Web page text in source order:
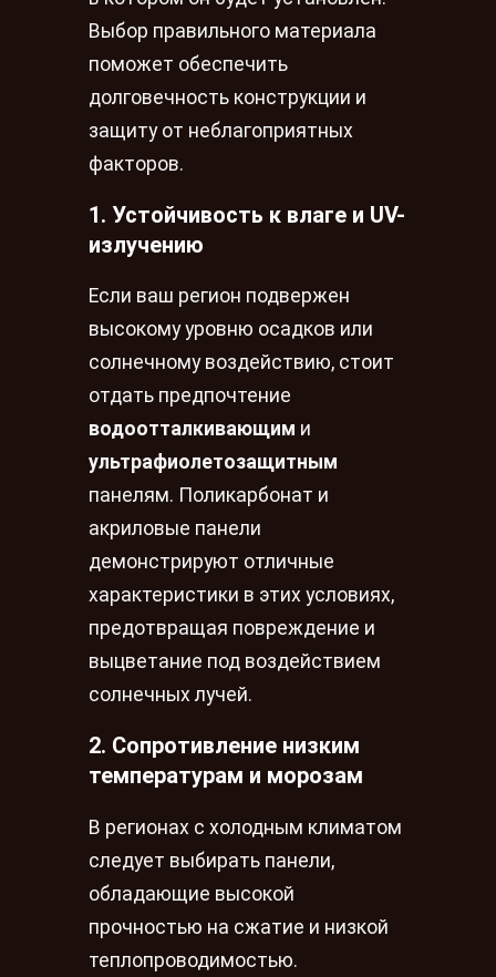
Выбор правильного материала
поможет обеспечить
долговечность конструкции и
защиту от неблагоприятных
факторов.
1. Устойчивость к влаге и UV-
излучению
Если ваш регион подвержен
высокому уровню осадков или
солнечному воздействию, стоит
отдать предпочтение
водоотталкивающим и
ультрафиолетозащитным
панелям. Поликарбонат и
акриловые панели
демонстрируют отличные
характеристики в этих условиях,
предотвращая повреждение и
выцветание под воздействием
солнечных лучей.
2. Сопротивление низким
температурам и морозам
В регионах с холодным климатом
следует выбирать панели,
обладающие высокой
прочностью на сжатие и низкой
теплопроводимостью.